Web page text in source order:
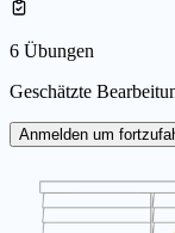
6 Übungen
Geschätzte
Anmelden um